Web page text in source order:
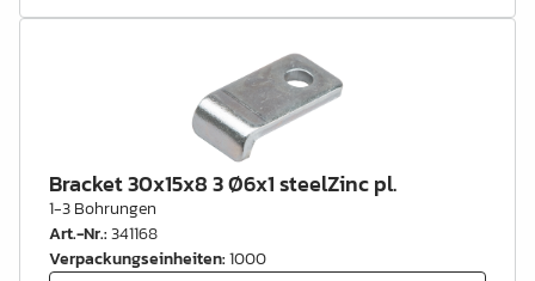
Bracket 30x15x8 3 Ø6x1 steelZinc pl.
1-3 Bohrungen
Art.-Nr.:341168
Verpackungseinheiten:1000